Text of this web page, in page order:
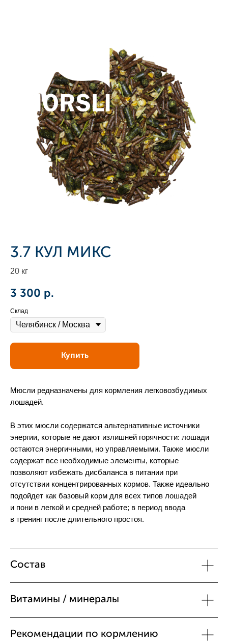
3.7 КУЛ МИКС
20 кг
3 300 р.
Склад
Купить
Мюсли редназначены для кормления легковозбудимых
лошадей.
В этих мюсли содержатся альтернативные источники
энергии, которые не дают излишней горячности: лошади
остаются энергичными, но управляемыми. Также мюсли
содержат все необходимые элементы, которые
позволяют избежать дисбаланса в питании при
отсутствии концентрированных кормов. Также идеально
подойдет как базовый корм для всех типов лошадей
и пони в легкой и средней работе; в период ввода
в тренинг после длительного простоя.
Состав
Витамины / минералы
Рекомендации по кормлению